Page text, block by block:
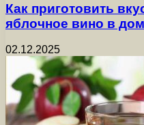
Как приготовить
яблочное вино в
02.12.2025